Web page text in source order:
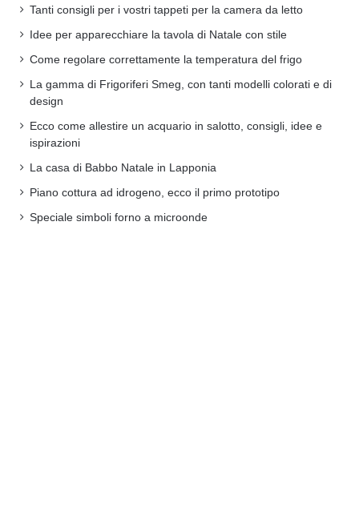
Tanti consigli per i vostri tappeti per la camera da letto
Idee per apparecchiare la tavola di Natale con stile
Come regolare correttamente la temperatura del frigo
La gamma di Frigoriferi Smeg, con tanti modelli colorati e di
design
Ecco come allestire un acquario in salotto, consigli, idee e
ispirazioni
La casa di Babbo Natale in Lapponia
Piano cottura ad idrogeno, ecco il primo prototipo
Speciale simboli forno a microonde